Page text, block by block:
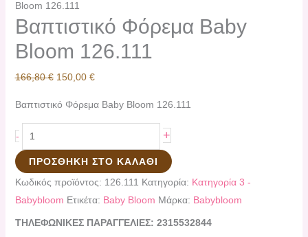
Bloom 126.111
Βαπτιστικό Φόρεμα Baby
Bloom 126.111
166,80€ 150,00 €
Βαπτιστικό Φόρεμα Baby Bloom 126.111
- +
ΠΡΟΣΘΉΚΗ ΣΤΟ ΚΑΛΆΘΙ
Κωδικός προϊόντος: 126.111 Κατηγορία: Κατηγορία 3 -
Babybloom Ετικέτα: Baby Bloom Μάρκα: Babybloom
ΤΗΛΕΦΩΝΙΚΕΣ ΠΑΡΑΓΓΕΛΙΕΣ: 2315532844